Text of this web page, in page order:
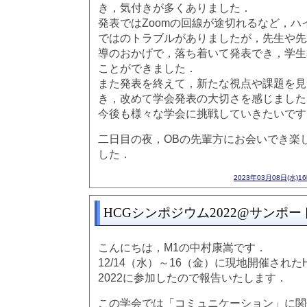
き，気付きが多くありました．
発表ではZoomの回線が途切れるなど，ハ
ではのトラブルがありましたが，先生や
導のおかげで，落ち着いて発表でき，学
ことができました．
また発表を終えて，新たな視点や課題を
き，改めて学会発表の大切さを感じまし
今後も様々な学会に挑戦していきたいで
二日目の夜，OBの先輩方にお会いでき楽
した．
2023年03月08日(水
HCGシンポジウム2022@サンポー
こんにちは，M1の中村康嵩です．
12/14（水）～16（金）に現地開催された
2022に参加したので報告いたします．
この学会では「コミュニケーション」に